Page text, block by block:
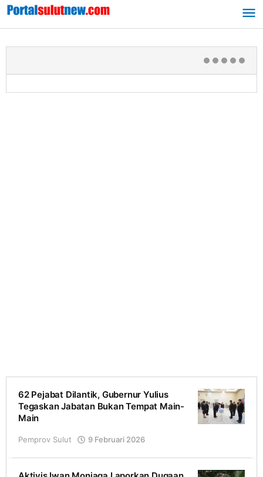
Lewati
Portalsulutnew.com
62 Pejabat Dilantik, Gubernur Yulius
Tegaskan Jabatan Bukan Tempat Main-
Main
Pemprov Sulut 9 Februari 2026